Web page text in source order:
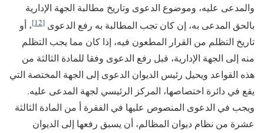
والمدعى عليه، وموضوع الدعوى وتاريخ مطالبة الجهة الإدارية
بالحق المدعى به، إن كان تجب المطالبة به رفع الدعوى [12]
، أو
تاريخ التظلم من القرار المطعون فيه، إذا كان مما يجب التظلم
منه إلى الجهة الإدارية، قبل رفع الدعوى وفقا للمادة الثالثة من
هذه القواعد ويحيل رئيس الديوان الدعوى إلى الجهة المختصة التي
يقع في دائرة اختصاصها، المركز الرئيسي لجهة المدعى عليه.
ويجب في الدعوى المنصوص عليها في الفقرة أ من المادة الثالثة
عشرة من نظام ديوان المظالم، أن يسبق رفعها إلى الديوان